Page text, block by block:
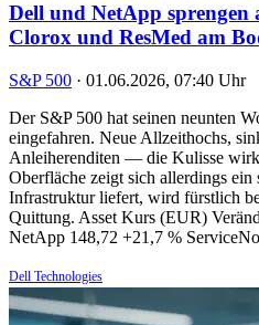
Dell und NetApp
Clorox und ResMed am
S&P 500 · 01.06.2026, 07:40 Uhr
Der S&P 500 hat seinen neunten
eingefahren. Neue Allzeithochs,
Anleiherenditen — die Kulisse
Oberfläche zeigt sich allerdings
Infrastruktur liefert, wird fürstlich
Quittung. Asset Kurs (EUR)
NetApp 148,72 +21,7 %
Dell Technologies